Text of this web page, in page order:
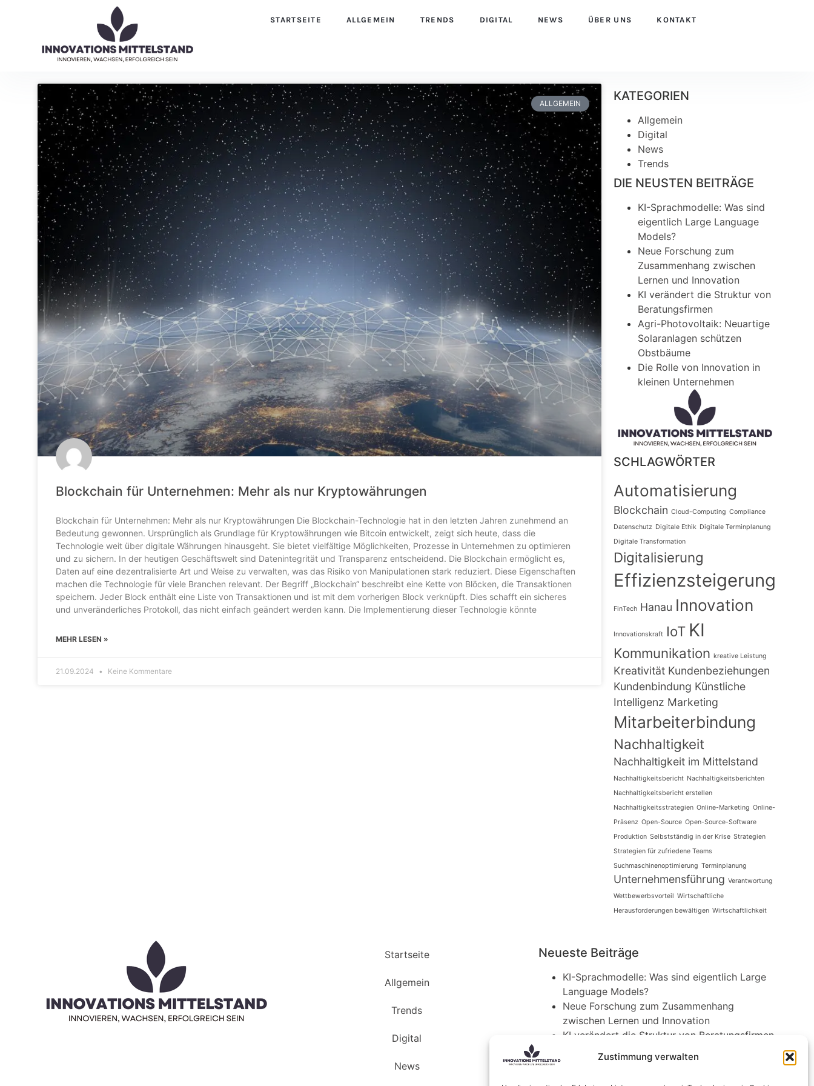
Zustimmung verwalten
STARTSEITE ALLGEMEIN TRENDS DIGITAL NEWS ÜBER UNS KONTAKT
ALLGEMEIN
Blockchain für Unternehmen: Mehr als nur Kryptowährungen
Blockchain für Unternehmen: Mehr als nur Kryptowährungen Die Blockchain-Technologie hat in den letzten Jahren zunehmend an
Bedeutung gewonnen. Ursprünglich als Grundlage für Kryptowährungen wie Bitcoin entwickelt, zeigt sich heute, dass die
Technologie weit über digitale Währungen hinausgeht. Sie bietet vielfältige Möglichkeiten, Prozesse in Unternehmen zu optimieren
und zu sichern. In der heutigen Geschäftswelt sind Datenintegrität und Transparenz entscheidend. Die Blockchain ermöglicht es,
Daten auf eine dezentralisierte Art und Weise zu verwalten, was das Risiko von Manipulationen stark reduziert. Diese Eigenschaften
machen die Technologie für viele Branchen relevant. Der Begriff „Blockchain“ beschreibt eine Kette von Blöcken, die Transaktionen
speichern. Jeder Block enthält eine Liste von Transaktionen und ist mit dem vorherigen Block verknüpft. Dies schafft ein sicheres
und unveränderliches Protokoll, das nicht einfach geändert werden kann. Die Implementierung dieser Technologie könnte
MEHR LESEN »
21.09.2024 Keine Kommentare
KATEGORIEN
Allgemein
Digital
News
Trends
DIE NEUSTEN BEITRÄGE
KI-Sprachmodelle: Was sind
eigentlich Large Language
Models?
Neue Forschung zum
Zusammenhang zwischen
Lernen und Innovation
KI verändert die Struktur von
Beratungsfirmen
Agri-Photovoltaik: Neuartige
Solaranlagen schützen
Obstbäume
Die Rolle von Innovation in
kleinen Unternehmen
SCHLAGWÖRTER
Automatisierung
Blockchain Cloud-Computing Compliance
Datenschutz Digitale Ethik Digitale Terminplanung
Digitale Transformation
Digitalisierung
Effizienzsteigerung
FinTech Hanau Innovation
Innovationskraft IoT KI
Kommunikation kreative Leistung
Kreativität Kundenbeziehungen
Kundenbindung Künstliche
Intelligenz Marketing
Mitarbeiterbindung
Nachhaltigkeit
Nachhaltigkeit im Mittelstand
Nachhaltigkeitsbericht Nachhaltigkeitsberichten
Nachhaltigkeitsbericht erstellen
Nachhaltigkeitsstrategien Online-Marketing Online-
Präsenz Open-Source Open-Source-Software
Produktion Selbstständig in der Krise Strategien
Strategien für zufriedene Teams
Suchmaschinenoptimierung Terminplanung
Unternehmensführung Verantwortung
Wettbewerbsvorteil Wirtschaftliche
Herausforderungen bewältigen Wirtschaftlichkeit
Startseite
Allgemein
Trends
Digital
News
Neueste Beiträge
KI-Sprachmodelle: Was sind eigentlich Large
Language Models?
Neue Forschung zum Zusammenhang
zwischen Lernen und Innovation
KI verändert die Struktur von Beratungsfirmen
schützen Obstbäume